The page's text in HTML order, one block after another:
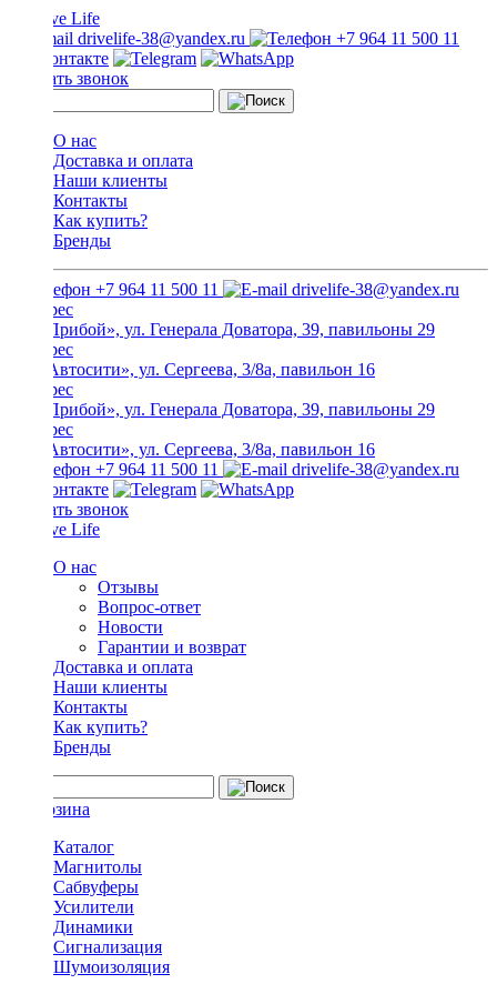
drivelife-38@yandex.ru +7 964 11 500 11
Заказать звонок
О нас
Доставка и оплата
Наши клиенты
Контакты
Как купить?
Бренды
+7 964 11 500 11 drivelife-38@yandex.ru
ТЦ «Прибой», ул. Генерала Доватора, 39, павильоны 29
ТЦ «Автосити», ул. Сергеева, 3/8а, павильон 16
ТЦ «Прибой», ул. Генерала Доватора, 39, павильоны 29
ТЦ «Автосити», ул. Сергеева, 3/8а, павильон 16
+7 964 11 500 11
drivelife-38@yandex.ru
Заказать звонок
О нас
Отзывы
Вопрос-ответ
Новости
Гарантии и возврат
Доставка и оплата
Наши клиенты
Контакты
Как купить?
Бренды
Каталог
Магнитолы
Сабвуферы
Усилители
Динамики
Сигнализация
Шумоизоляция